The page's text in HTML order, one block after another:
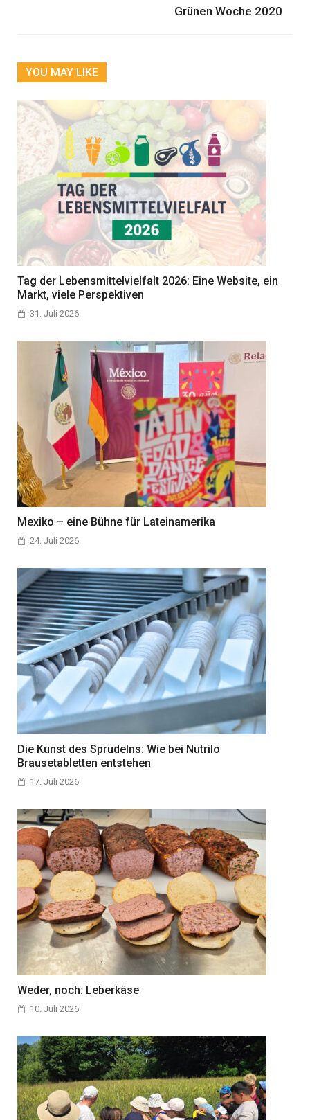
Grünen Woche 2020
YOU MAY LIKE
Tag der Lebensmittelvielfalt 2026: Eine Website, ein
Markt, viele Perspektiven
31. Juli 2026
Mexiko – eine Bühne für Lateinamerika
24. Juli 2026
Die Kunst des Sprudelns: Wie bei Nutrilo
Brausetabletten entstehen
17. Juli 2026
Weder, noch: Leberkäse
10. Juli 2026